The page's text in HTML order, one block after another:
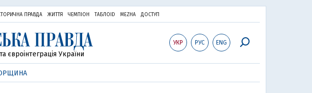
ПРАВДА ЖИТТЯ ЧЕМПІОН ТАБЛОID MEZHA ДОСТУП
УКР РУС ENG
євроінтеграція України